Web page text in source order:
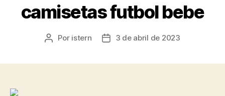
camisetas futbol bebe
Autor
Por istern
Fecha3 de abril de 2023